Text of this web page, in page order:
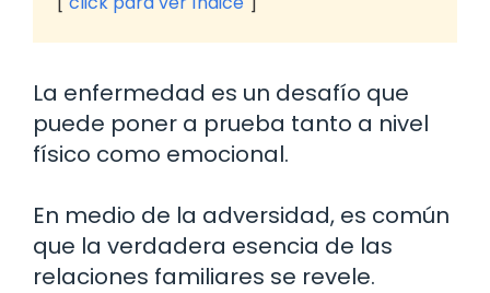
La enfermedad es un desafío que
puede poner a prueba tanto a nivel
físico como emocional.
En medio de la adversidad, es común
que la verdadera esencia de las
relaciones familiares se revele.